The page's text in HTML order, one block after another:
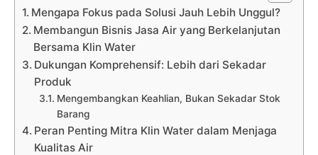
Mengapa Fokus pada Solusi Jauh Lebih Unggul?
Membangun Bisnis Jasa Air yang Berkelanjutan
Bersama Klin Water
Dukungan Komprehensif: Lebih dari Sekadar
Produk
Mengembangkan Keahlian, Bukan Sekadar Stok
Barang
Peran Penting Mitra Klin Water dalam Menjaga
Kualitas Air